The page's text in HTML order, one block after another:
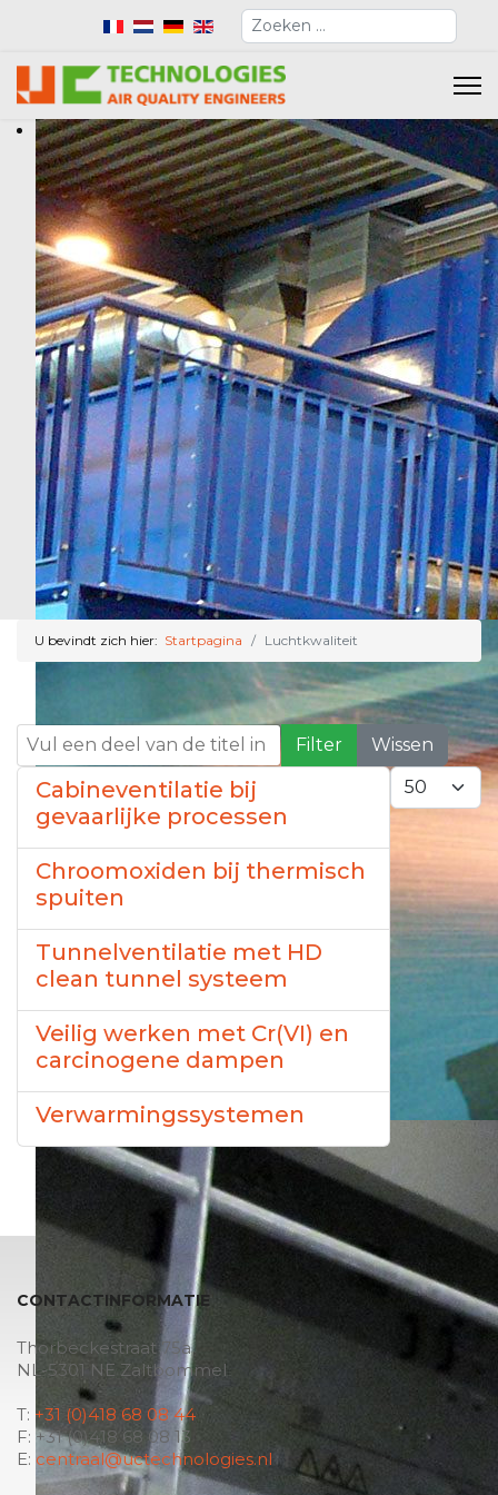
Selecteer de taal Zoeken
U bevindt zich hier: Startpagina Luchtkwaliteit
Vul een deel van de titel in Filter
Wissen
Toon #
Cabineventilatie bij
gevaarlijke processen
Chroomoxiden bij thermisch
spuiten
Tunnelventilatie met HD
clean tunnel systeem
Veilig werken met Cr(VI) en
carcinogene dampen
Verwarmingssystemen
CONTACTINFORMATIE
Thorbeckestraat 75a
NL-5301 NE Zaltbommel
T: +31 (0)418 68 08 44
F: +31 (0)418 68 08 13
E: centraal@uctechnologies.nl